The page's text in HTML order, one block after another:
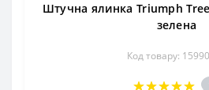
Штучна ялинка Triumph
зелена
Код товару: